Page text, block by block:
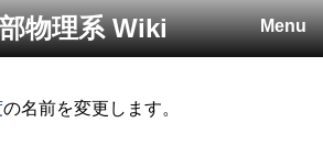
Menu
物理系 Wiki
の名前を変更します。